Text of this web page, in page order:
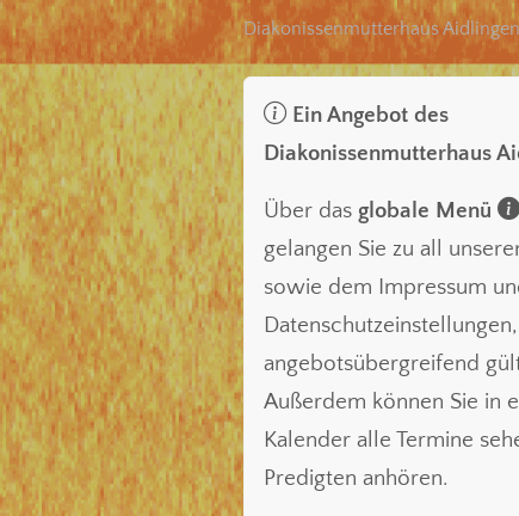
Diakonissenmutterhaus Aidlingen
Ein Angebot des
Diakonissenmutterhaus
Über das globale Menü
gelangen Sie zu all
sowie dem Impressum
angebotsübergreifend
Außerdem können Sie in
Kalender alle Termine
Predigten anhören.